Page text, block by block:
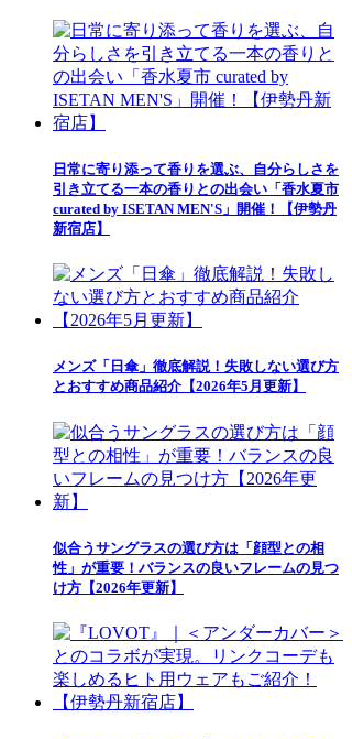
日常に寄り添って香りを選ぶ、自分らしさを
引き立てる一本の香りとの出会い「香水夏市
curated by ISETAN MEN'S」開催！【伊勢丹
新宿店】
メンズ「日傘」徹底解説！失敗しない選び方
とおすすめ商品紹介【2026年5月更新】
似合うサングラスの選び方は「顔型との相
性」が重要！バランスの良いフレームの見つ
け方【2026年更新】